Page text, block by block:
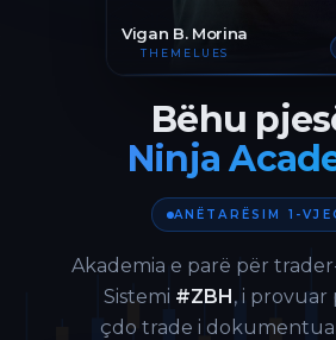
Vigan B. Morina
THEMELUES
Bëhu
Ninja
ANËTARËSIM 1-
Akademia e parë për
Sistemi #ZBH, i provuar
çdo trade i